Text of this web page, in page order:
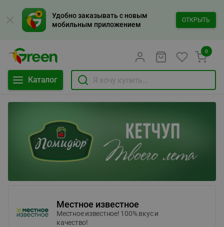
Удобно заказывать с новым
мобильным приложением
ОТКРЫТЬ
Каталог
0
Местное известное
Местное известное! 100% вкус и
качество!